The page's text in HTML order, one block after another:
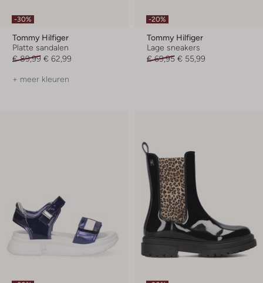
-30%
Tommy Hilfiger
Platte sandalen
€ 89,99 € 62,99
+ meer kleuren
-20%
Tommy Hilfiger
Lage sneakers
€ 69,95 € 55,99